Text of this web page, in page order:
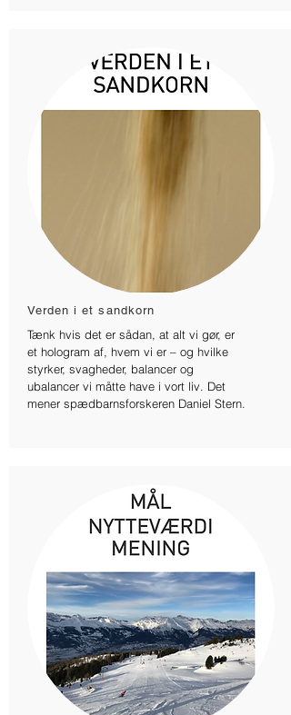
Verden i et sandkorn
Tænk hvis det er sådan, at alt vi gør, er
et hologram af, hvem vi er – og hvilke
styrker, svagheder, balancer og
ubalancer vi måtte have i vort liv. Det
mener spædbarnsforskeren Daniel Stern.